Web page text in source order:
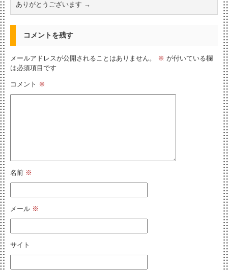
ありがとうございます →
コメントを残す
メールアドレスが公開されることはありません。 ※ が付いている欄
は必須項目です
コメント ※
名前 ※
メール ※
サイト